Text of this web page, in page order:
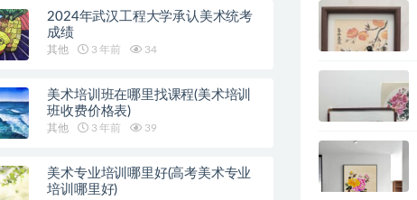
2024年武汉工程大学承认美术统考
成绩
其他 3 年前 34
美术培训班在哪里找课程(美术培训
班收费价格表)
其他 3 年前 39
美术专业培训哪里好(高考美术专业
培训哪里好)